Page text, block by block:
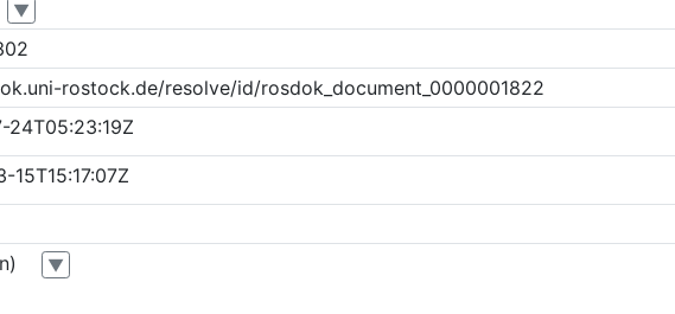
▼
rostock.de/resolve/id/rosdok_document_0000001822
24T05:23:19Z
15T15:17:07Z
▼